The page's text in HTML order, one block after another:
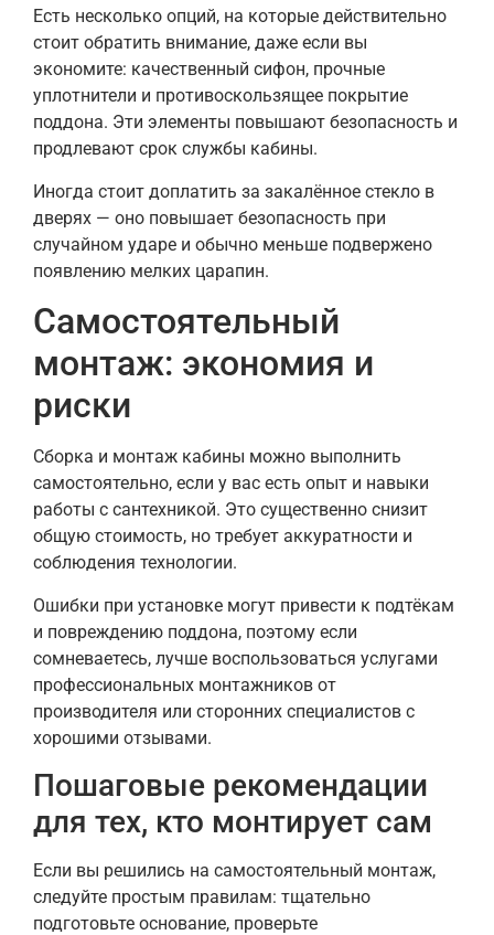
Есть несколько опций, на которые действительно
стоит обратить внимание, даже если вы
экономите: качественный сифон, прочные
уплотнители и противоскользящее покрытие
поддона. Эти элементы повышают безопасность и
продлевают срок службы кабины.
Иногда стоит доплатить за закалённое стекло в
дверях — оно повышает безопасность при
случайном ударе и обычно меньше подвержено
появлению мелких царапин.
Самостоятельный
монтаж: экономия и
риски
Сборка и монтаж кабины можно выполнить
самостоятельно, если у вас есть опыт и навыки
работы с сантехникой. Это существенно снизит
общую стоимость, но требует аккуратности и
соблюдения технологии.
Ошибки при установке могут привести к подтёкам
и повреждению поддона, поэтому если
сомневаетесь, лучше воспользоваться услугами
профессиональных монтажников от
производителя или сторонних специалистов с
хорошими отзывами.
Пошаговые рекомендации
для тех, кто монтирует сам
Если вы решились на самостоятельный монтаж,
следуйте простым правилам: тщательно
подготовьте основание, проверьте